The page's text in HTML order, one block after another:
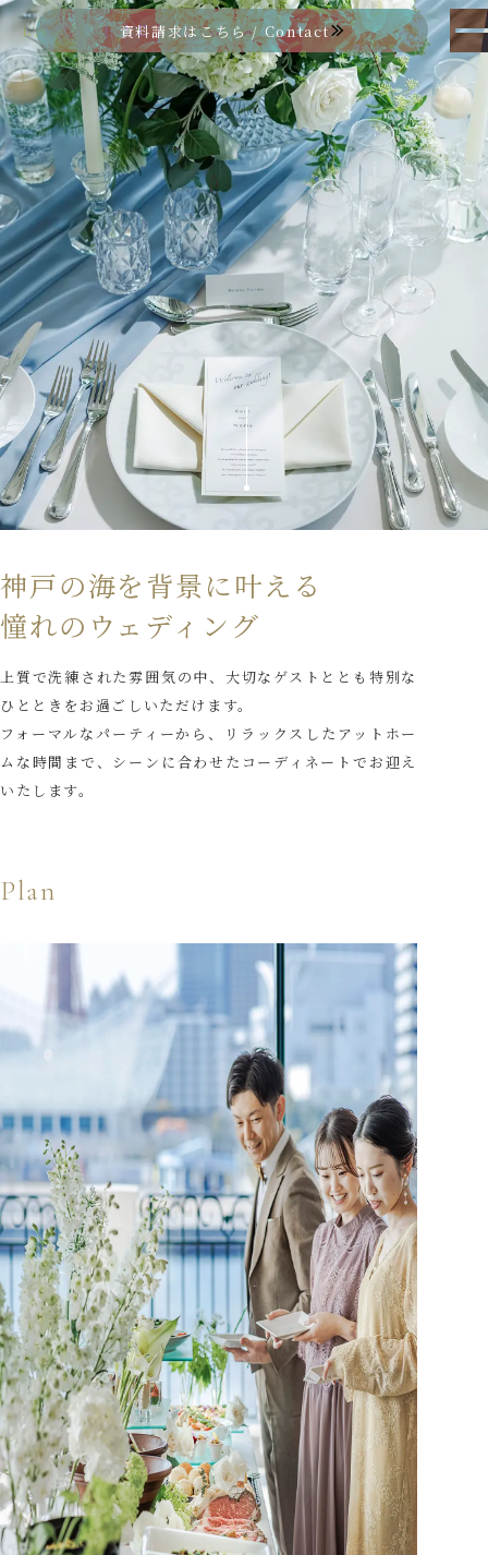
LASUITE LE PAN Bldg.
資料請求はこちら / Contact
パーティープラン
神戸の海を背景に叶える
憧れのウェディング
上質で洗練された雰囲気の中、大切なゲストととも特別な
ひとときをお過ごしいただけます。
フォーマルなパーティーから、リラックスしたアットホー
ムな時間まで、シーンに合わせたコーディネートでお迎え
いたします。
Plan